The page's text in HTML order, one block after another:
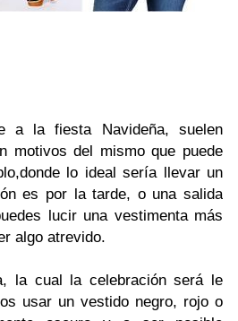
a la fiesta Navideña, suelen
motivos del mismo que puede
lo ideal sería llevar un
es por la tarde, o una salida
lucir una vestimenta más
algo atrevido.
la cual la celebración será le
usar un vestido negro, rojo o